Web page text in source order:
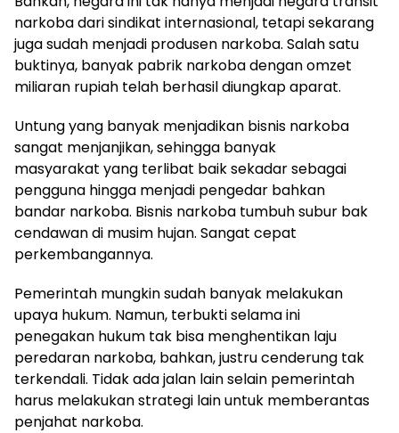
narkoba dari sindikat internasional, tetapi sekarang
juga sudah menjadi produsen narkoba. Salah satu
buktinya, banyak pabrik narkoba dengan omzet
miliaran rupiah telah berhasil diungkap aparat.
Untung yang banyak menjadikan bisnis narkoba
sangat menjanjikan, sehingga banyak
masyarakat yang terlibat baik sekadar sebagai
pengguna hingga menjadi pengedar bahkan
bandar narkoba. Bisnis narkoba tumbuh subur bak
cendawan di musim hujan. Sangat cepat
perkembangannya.
Pemerintah mungkin sudah banyak melakukan
upaya hukum. Namun, terbukti selama ini
penegakan hukum tak bisa menghentikan laju
peredaran narkoba, bahkan, justru cenderung tak
terkendali. Tidak ada jalan lain selain pemerintah
harus melakukan strategi lain untuk memberantas
penjahat narkoba.